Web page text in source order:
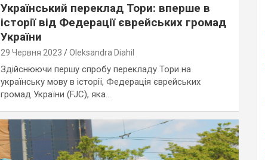
Український переклад Тори: вперше в
історії від Федерації єврейських громад
України
29 Червня 2023 Oleksandra Diahil
Здійснюючи першу спробу перекладу Тори на
українську мову в історії, Федерація єврейських
громад України (FJC), яка…